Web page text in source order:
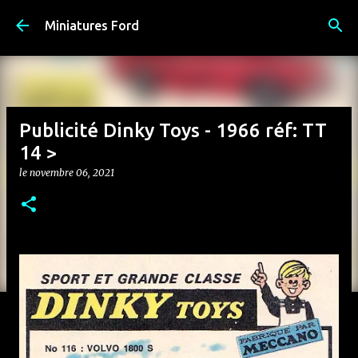
Accéder au contenu principal
Miniatures Ford
Publicité Dinky Toys - 1966 réf: TT
14 >
le novembre 06, 2021